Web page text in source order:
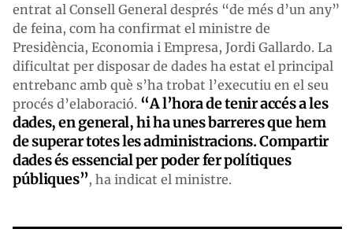
entrat al Consell General després “de més d’un any”
de feina, com ha confirmat el ministre de
Presidència, Economia i Empresa, Jordi Gallardo. La
dificultat per disposar de dades ha estat el principal
entrebanc amb què s’ha trobat l’executiu en el seu
procés d’elaboració. “A l’hora de tenir accés a les
dades, en general, hi ha unes barreres que hem
de superar totes les administracions. Compartir
dades és essencial per poder fer polítiques
públiques”, ha indicat el ministre.